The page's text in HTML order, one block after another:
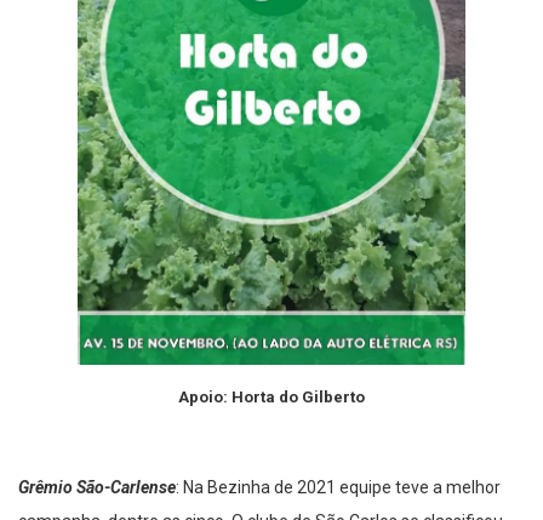
Apoio: Horta do Gilberto
Grêmio São-Carlense: Na Bezinha de 2021 equipe teve a melhor